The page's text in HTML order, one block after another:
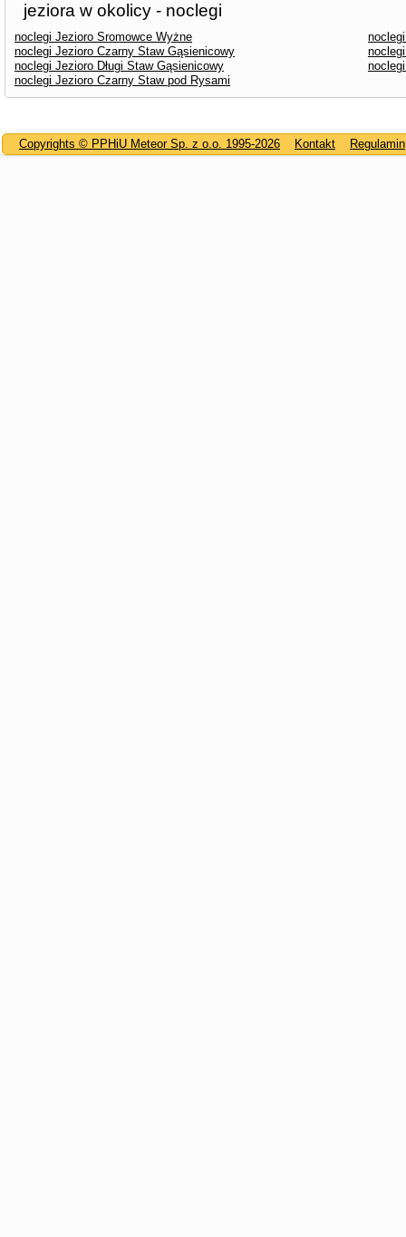
jeziora w okolicy - noclegi
noclegi Jezioro Sromowce Wyżne
noclegi Jezioro Czarny Staw Gąsienicowy
noclegi Jezioro Długi Staw Gąsienicowy
noclegi Jezioro Czarny Staw pod Rysami
Copyrights © PPHiU Meteor Sp. z o.o. 1995-2026 Kontakt Regulamin